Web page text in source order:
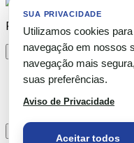
Please publish modules in
×
Valores
SUA PRIVACIDADE
Utilizamos cookies
navegação em nossos
navegação mais
suas preferências.
Aviso de Privacidade
Aceitar todos